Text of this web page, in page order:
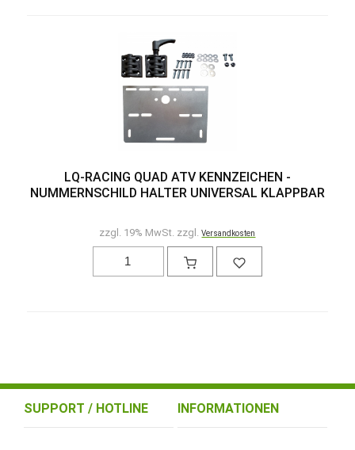
LQ-RACING QUAD ATV KENNZEICHEN -
NUMMERNSCHILD HALTER UNIVERSAL KLAPPBAR
zzgl. 19% MwSt. zzgl.Versandkosten
SUPPORT / HOTLINE INFORMATIONEN